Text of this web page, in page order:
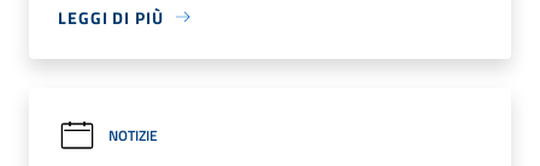
LEGGI DI PIÙ
NOTIZIE